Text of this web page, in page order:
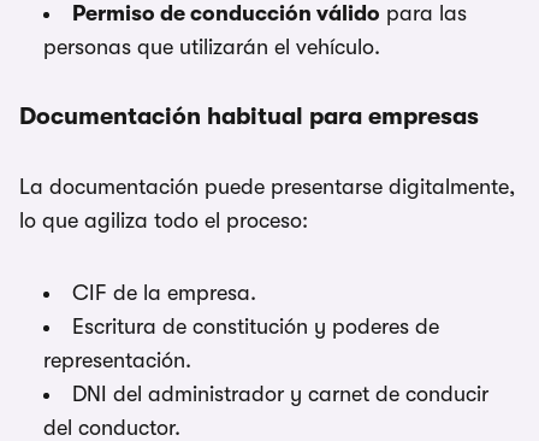
Permiso de conducción válido para las
personas que utilizarán el vehículo.
Documentación habitual para empresas
La documentación puede presentarse digitalmente,
lo que agiliza todo el proceso:
CIF de la empresa.
Escritura de constitución y poderes de
representación.
DNI del administrador y carnet de conducir
del conductor.